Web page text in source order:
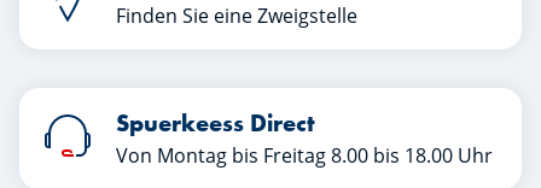
Finden Sie eine Zweigstelle
Spuerkeess Direct
Von Montag bis Freitag 8.00 bis 18.00 Uhr